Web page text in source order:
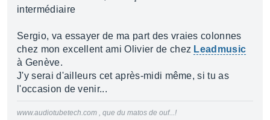
intermédiaire
Sergio, va essayer de ma part des vraies colonnes
chez mon excellent ami Olivier de chez Leadmusic
à Genève.
J'y serai d'ailleurs cet après-midi même, si tu as
l'occasion de venir...
www.audiotubetech.com , que du matos de ouf...!